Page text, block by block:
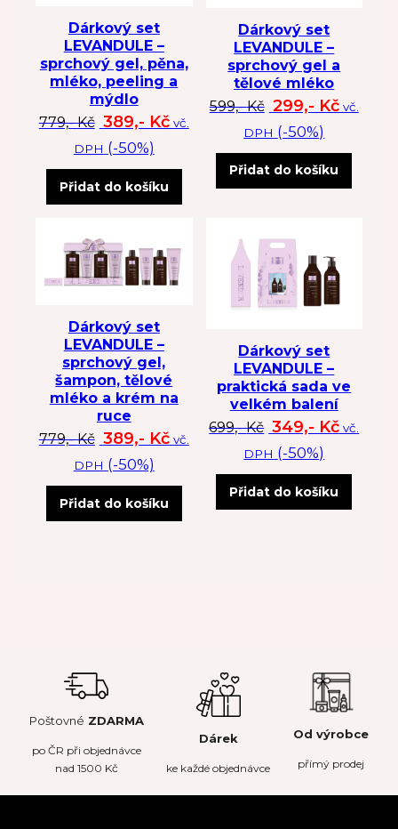
Dárkový set
LEVANDULE –
sprchový gel, pěna,
mléko, peeling a
mýdlo
779,-Kč Původní cena byla: 779 Kč.
389,- KčAktuální cena je: 389 Kč.
vč.
DPH (-50%)
Přidat do košíku
Dárkový set
LEVANDULE –
sprchový gel a
tělové mléko
599,-Kč Původní cena
299,- Kčvč.
DPH (-50%)
Přidat do košíku
Dárkový set
LEVANDULE –
sprchový gel,
šampon, tělové
mléko a krém na
ruce
779,-Kč Původní cena byla: 779 Kč.
389,- KčAktuální cena je: 389 Kč.
vč.
DPH (-50%)
Přidat do košíku
Dárkový set
LEVANDULE –
praktická sada ve
velkém balení
699,-Kč Původní cena
349,- Kč vč.
DPH (-50%)
Přidat do košíku
Poštovné ZDARMA
poČR při objednávce
nad 1500 Kč
Dárek
ke každé objednávce
Od výrobce
přímý prodej